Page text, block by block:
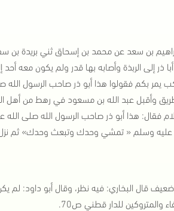
بن سعد عن محمد بن إسحاق ثني بريدة بن
الربذة وأصابه بها قدر ولم يكون معه أحد
بكم فقولوا هذا أبو ذر صاحب الرسول الله
وأقبل عبد الله بن مسعود في رهط من أهل
فقال: هذا أبو ذر صاحب الرسول الله صلى الله
وسلم « تمشي وحدك وتبعث وحدك» ثم نزل
قال البخاري: فيه نظر، وقال أبو داود: لم